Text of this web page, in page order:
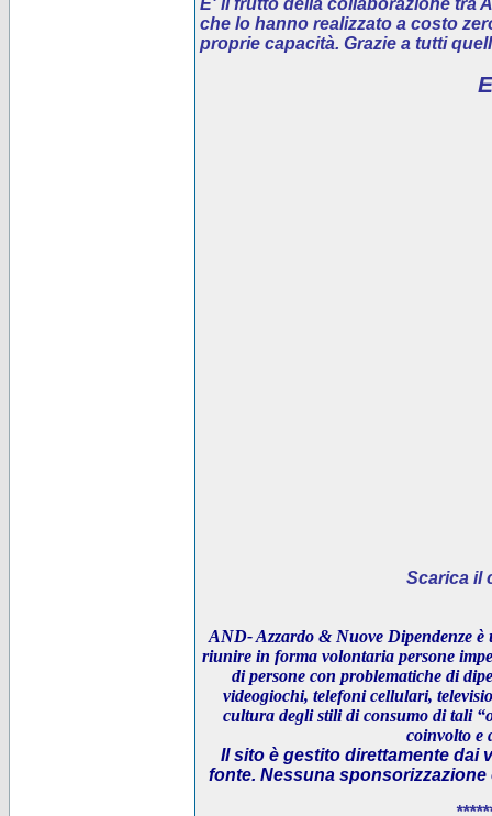
E' ilfrutto della collaborazione tra
che lo hanno realizzato a costo
proprie capacità. Grazie a tutti
Scarica il
AND- Azzardo & Nuove Dipendenze è
riunire in forma volontaria persone
di persone con problematiche di
videogiochi, telefoni cellulari,
cultura degli stili di consumo di tali
coinvolto e
Il sito è gestito direttamente dai
fonte. Nessuna